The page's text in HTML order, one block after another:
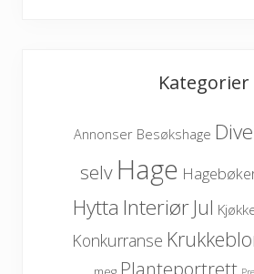
Kategorier
Annonser Besøkshage
selv Hage
Hytta Interiør Jul
Konkurranse
Planteportrett